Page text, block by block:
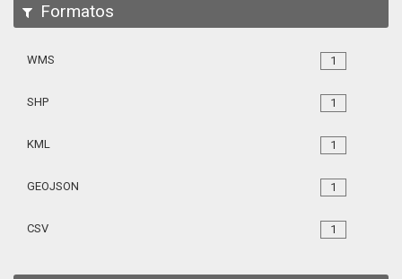
Formatos
1
WMS
1
SHP
1
KML
1
GEOJSON
1
CSV